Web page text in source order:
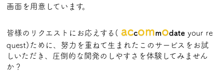
画面を用意しています。
皆様のリクエストにお応えする( accommodate your re
quest)ために、努力を重ねて生まれたこのサービスをお試
しいただき、圧倒的な開発のしやすさを体験してみません
か？